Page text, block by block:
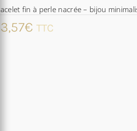
fin à perle nacrée – bijou
€ TTC